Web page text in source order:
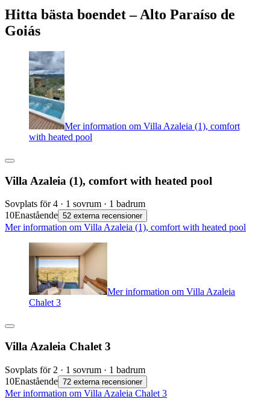
Hitta bästa boendet – Alto Paraíso de
Goiás
Mer information om Villa Azaleia (1), comfort
with heated pool
Villa Azaleia (1), comfort with heated pool
Sovplats för 4 · 1 sovrum · 1 badrum
10Enastående 52 externa recensioner
Mer information om Villa Azaleia (1), comfort with heated pool
Mer information om Villa Azaleia
Chalet 3
Villa Azaleia Chalet 3
Sovplats för 2 · 1 sovrum · 1 badrum
10Enastående 72 externa recensioner
Mer information om Villa Azaleia Chalet 3